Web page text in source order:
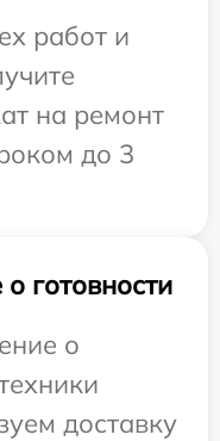
работ и
на ремонт
до 3
готовности
о
доставку